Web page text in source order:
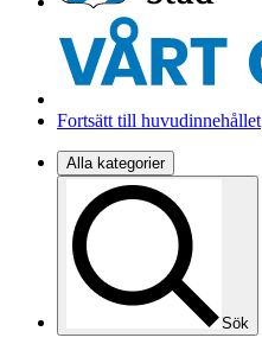
Fortsätt till huvudinnehållet
Alla kategorier
Sök